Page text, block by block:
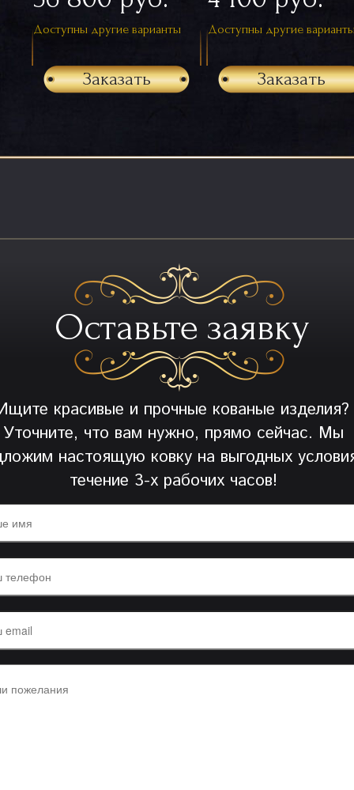
Доступны другие варианты
Заказать
Доступны другие
Заказать
Оставьте заявку
красивые и прочные кованые изделия?
Уточните, что вам нужно, прямо сейчас. Мы
настоящую ковку на выгодных
течение 3-х рабочих часов!